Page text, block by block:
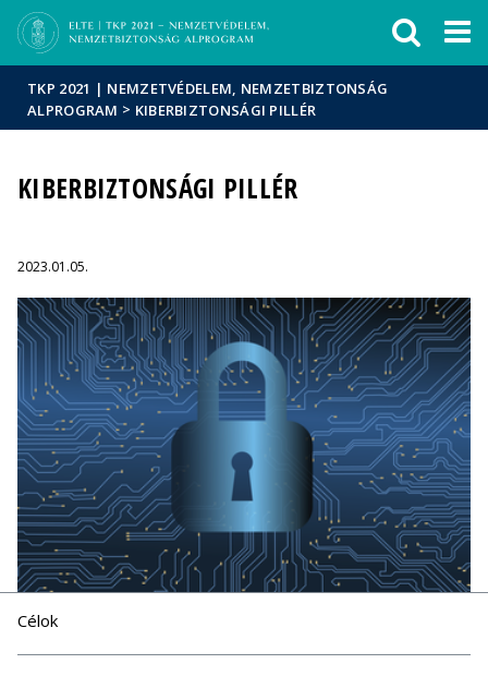
Hírek
Események
ELTE a
sajtóban
TKP 2021 | NEMZETVÉDELEM, NEMZETBIZTONSÁG
ALPROGRAM > KIBERBIZTONSÁGI PILLÉR
KIBERBIZTONSÁGI PILLÉR
2023.01.05.
Célok